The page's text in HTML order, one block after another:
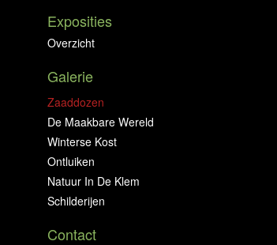
Exposities
Overzicht
Galerie
Zaaddozen
De Maakbare Wereld
Winterse Kost
Ontluiken
Natuur In De Klem
Schilderijen
Contact